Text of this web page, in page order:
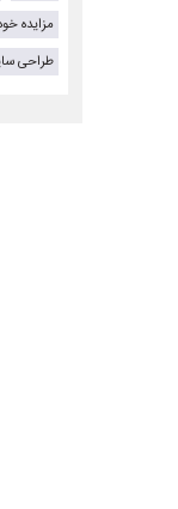
مزایده
طراحی